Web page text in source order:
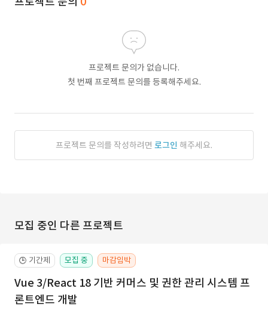
프로젝트 문의가 없습니다.
첫 번째 프로젝트 문의를 등록해주세요.
프로젝트 문의를 작성하려면 로그인 해주세요.
모집 중인 다른 프로젝트
🕒 기간제 모집 중 마감임박
Vue 3/React 18 기반 커머스 및 권한 관리 시스템 프
론트엔드 개발